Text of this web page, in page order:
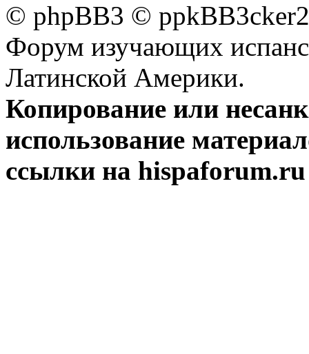
© phpBB3 ©
Форум изучающих
Латинской Америки.
Копирование или
использование
ссылки на hispaforum.ru